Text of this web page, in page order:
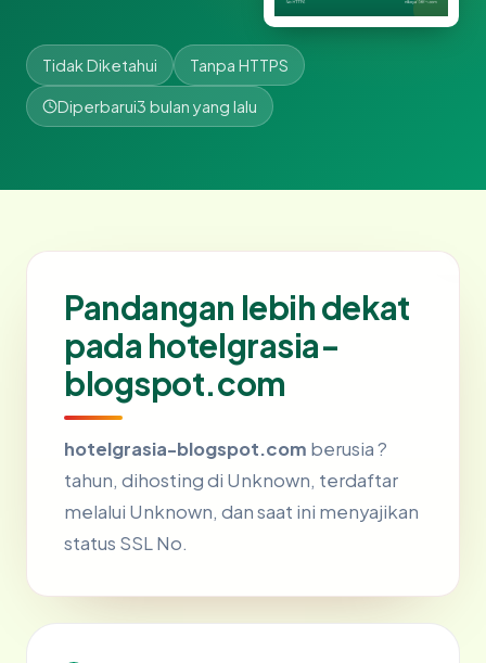
Tidak Diketahui Tanpa HTTPS
Diperbarui3 bulan yang lalu
Pandangan lebih dekat
pada hotelgrasia-
blogspot.com
hotelgrasia-blogspot.com berusia ?
tahun, dihosting di Unknown, terdaftar
melalui Unknown, dan saat ini menyajikan
status SSL No.